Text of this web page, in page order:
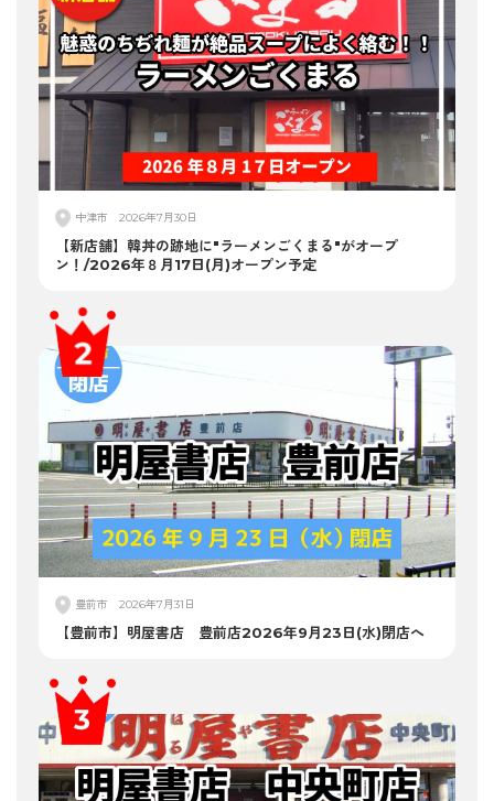
中津市 2026年7月30日
【新店舗】韓丼の跡地に"ラーメンごくまる"がオープ
ン！/2026年８月17日(月)オープン予定
豊前市 2026年7月31日
【豊前市】明屋書店 豊前店2026年9月23日(水)閉店へ